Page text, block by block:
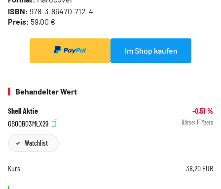
ISBN: 978-3-86470-712-4
Preis: 59,00 €
Im Shop kaufen
Behandelter Wert
Shell Aktie -0,51 %
GB00B03MLX29
Börse: TTMzero
Watchlist
Kurs 38,20 EUR